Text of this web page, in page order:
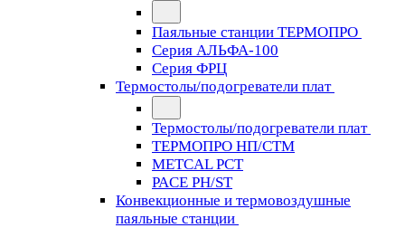
Паяльные станции ТЕРМОПРО
Серия АЛЬФА-100
Серия ФРЦ
Термостолы/подогреватели плат
Термостолы/подогреватели плат
ТЕРМОПРО НП/СТМ
METCAL PCT
PACE PH/ST
Конвекционные и термовоздушные
паяльные станции